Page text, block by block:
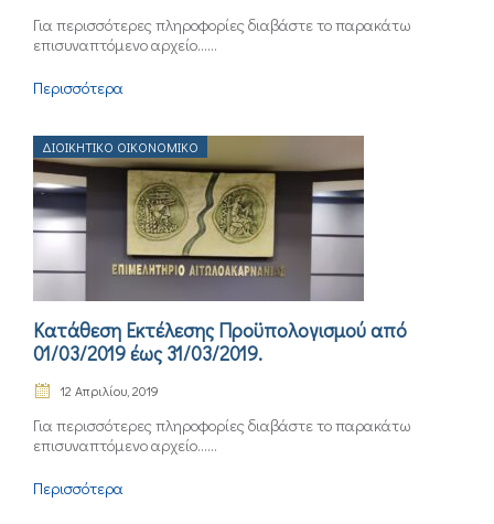
Για περισσότερες πληροφορίες διαβάστε το παρακάτω
επισυναπτόμενο αρχείο......
Περισσότερα
ΔΙΟΙΚΗΤΙΚΌ ΟΙΚΟΝΟΜΙΚΌ
Κατάθεση Εκτέλεσης Προϋπολογισμού από
01/03/2019 έως 31/03/2019.
12 Απριλίου, 2019
Για περισσότερες πληροφορίες διαβάστε το παρακάτω
επισυναπτόμενο αρχείο......
Περισσότερα